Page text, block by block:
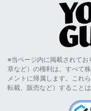
※当ページ内に掲載されて
章など）の権利は、すべて
メントに帰属します。これ
転載、販売など）することは